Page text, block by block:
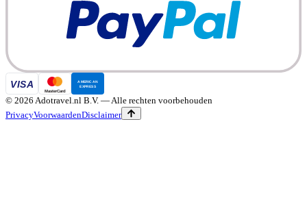
© 2026 Adotravel.nl B.V. — Alle rechten voorbehouden
PrivacyVoorwaardenDisclaimer